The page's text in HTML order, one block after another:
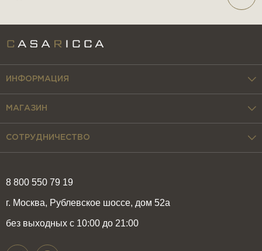
8 800 550 79 19
г. Москва, Рублевское шоссе, дом 52а
без выходных с 10:00 до 21:00
ИНФОРМАЦИЯ
МАГАЗИН
СОТРУДНИЧЕСТВО